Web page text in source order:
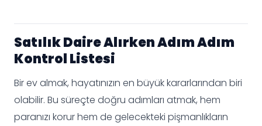
Satılık Daire Alırken Adım Adım
Kontrol Listesi
Bir ev almak, hayatınızın en büyük kararlarından biri
olabilir. Bu süreçte doğru adımları atmak, hem
paranızı korur hem de gelecekteki pişmanlıkların